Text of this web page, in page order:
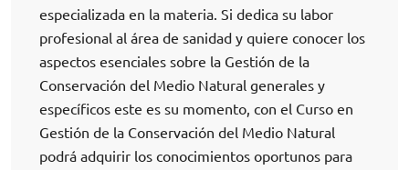
especializada en la materia. Si dedica su labor
profesional al área de sanidad y quiere conocer los
aspectos esenciales sobre la Gestión de la
Conservación del Medio Natural generales y
específicos este es su momento, con el Curso en
Gestión de la Conservación del Medio Natural
podrá adquirir los conocimientos oportunos para